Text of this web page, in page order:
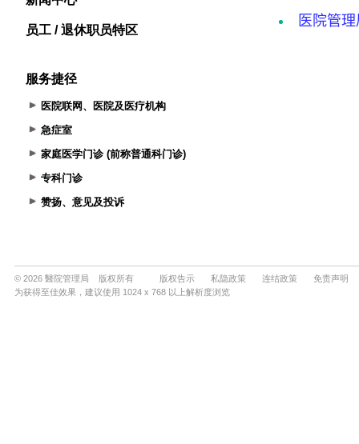
员工 / 退休职员特区
服务捷径
医院联网、医院及医疗机构
急症室
家庭医学门诊 (前称普通科门诊)
专科门诊
赞扬、意见及投诉
© 2026 醫院管理局 版权所有 版权告示 私隐政策 连结政策
免责声明
为获得至佳效果，建议使用 1024 x 768 以上解析度浏览